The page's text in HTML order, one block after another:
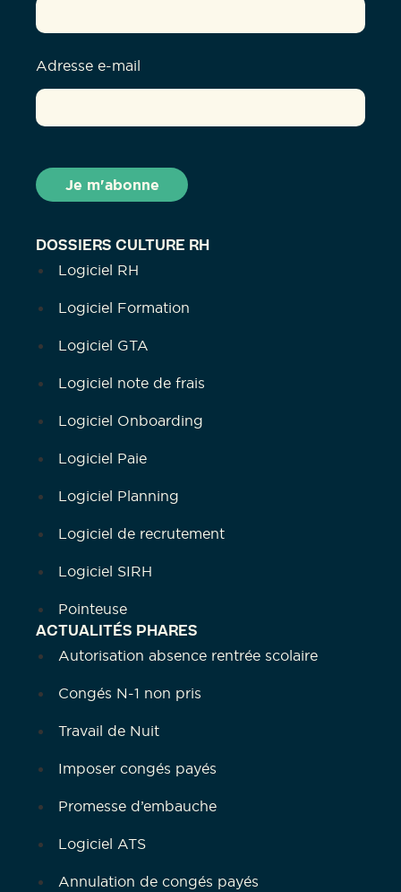
DOSSIERS CULTURE RH
Logiciel RH
Logiciel Formation
Logiciel GTA
Logiciel note de frais
Logiciel Onboarding
Logiciel Paie
Logiciel Planning
Logiciel de recrutement
Logiciel SIRH
Pointeuse
ACTUALITÉS PHARES
Autorisation absence rentrée scolaire
Congés N-1 non pris
Travail de Nuit
Imposer congés payés
Promesse d’embauche
Logiciel ATS
Annulation de congés payés
Adresse e-mail